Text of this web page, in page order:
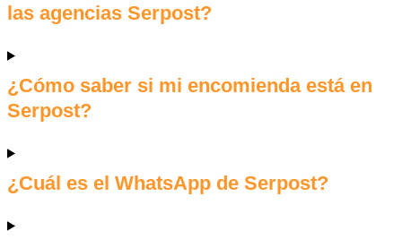
las agencias Serpost?
¿Cómo saber si mi encomienda está en
Serpost?
¿Cuál es el WhatsApp de Serpost?